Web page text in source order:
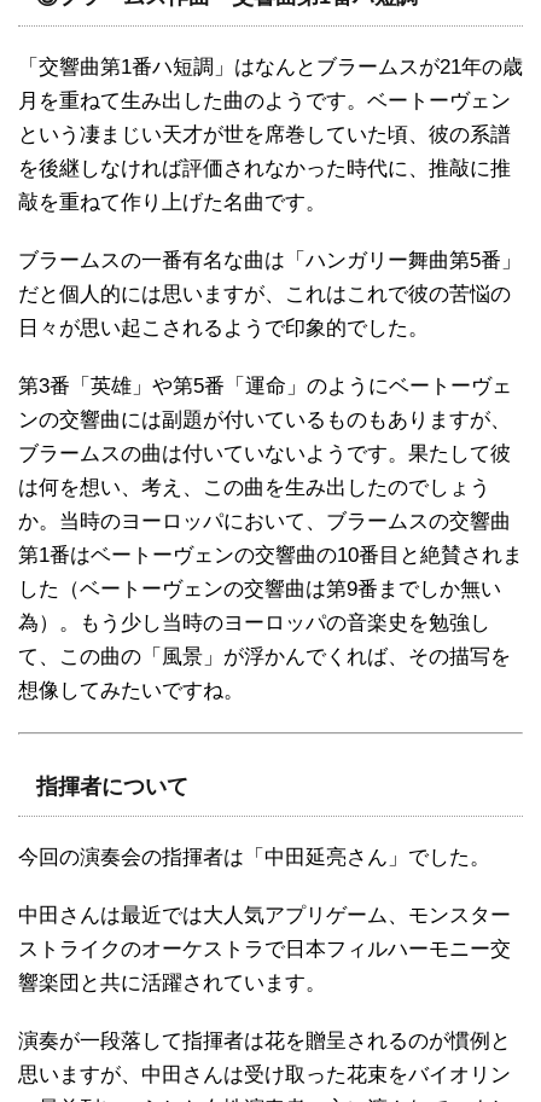
「交響曲第1番ハ短調」はなんとブラームスが21年の歳
月を重ねて生み出した曲のようです。ベートーヴェン
という凄まじい天才が世を席巻していた頃、彼の系譜
を後継しなければ評価されなかった時代に、推敲に推
敲を重ねて作り上げた名曲です。
ブラームスの一番有名な曲は「ハンガリー舞曲第5番」
だと個人的には思いますが、これはこれで彼の苦悩の
日々が思い起こされるようで印象的でした。
第3番「英雄」や第5番「運命」のようにベートーヴェ
ンの交響曲には副題が付いているものもありますが、
ブラームスの曲は付いていないようです。果たして彼
は何を想い、考え、この曲を生み出したのでしょう
か。当時のヨーロッパにおいて、ブラームスの交響曲
第1番はベートーヴェンの交響曲の10番目と絶賛されま
した（ベートーヴェンの交響曲は第9番までしか無い
為）。もう少し当時のヨーロッパの音楽史を勉強し
て、この曲の「風景」が浮かんでくれば、その描写を
想像してみたいですね。
指揮者について
今回の演奏会の指揮者は「中田延亮さん」でした。
中田さんは最近では大人気アプリゲーム、モンスター
ストライクのオーケストラで日本フィルハーモニー交
響楽団と共に活躍されています。
演奏が一段落して指揮者は花を贈呈されるのが慣例と
思いますが、中田さんは受け取った花束をバイオリン